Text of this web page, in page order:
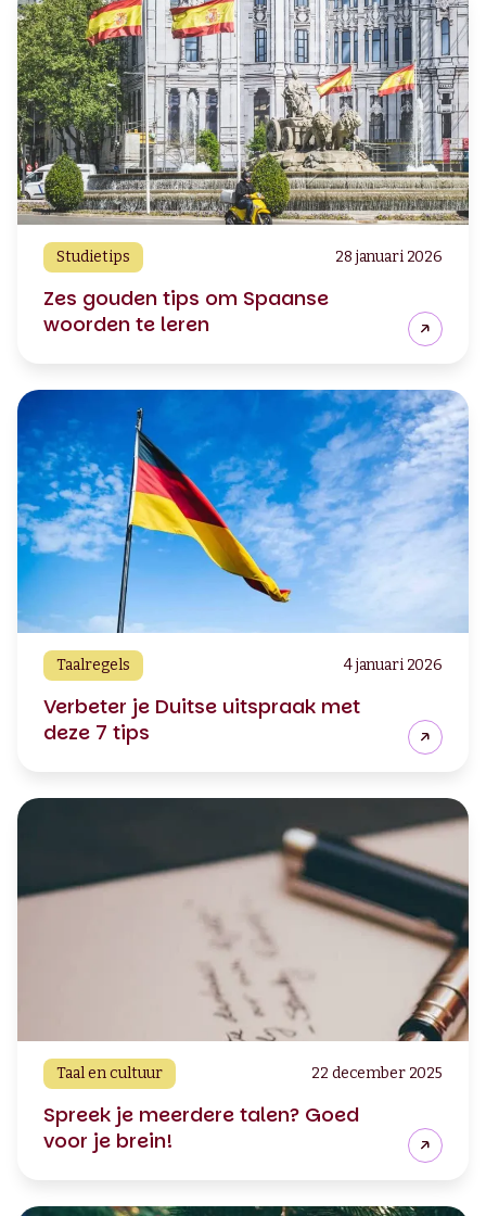
Studietips 28 januari 2026
Zes gouden tips om Spaanse
woorden te leren
Taalregels 4 januari 2026
Verbeter je Duitse uitspraak met
deze 7 tips
Taal en cultuur 22 december 2025
Spreek je meerdere talen? Goed
voor je brein!